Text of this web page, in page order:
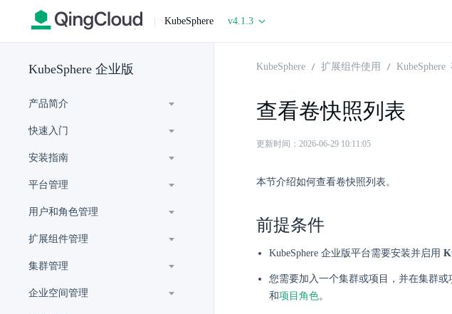
| KubeSphere v4.1.3
KubeSphere 企业版
产品简介
快速入门
安装指南
平台管理
用户和角色管理
扩展组件管理
集群管理
企业空间管理
KubeSphere 扩展组件使用 KubeSphere
查看卷快照列表
更新时间：2026-06-29 10:11:05
本节介绍如何查看卷快照列表。
前提条件
KubeSphere 企业版平台需要安装并启用
您需要加入一个集群或项目，并在集群或
和项目角色。